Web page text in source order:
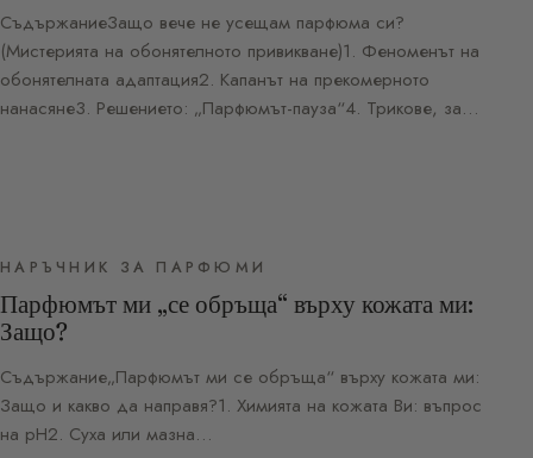
СъдържаниеЗащо вече не усещам парфюма си?
(Мистерията на обонятелното привикване)1. Феноменът на
обонятелната адаптация2. Капанът на прекомерното
нанасяне3. Решението: „Парфюмът-пауза“4. Трикове, за…
НАРЪЧНИК ЗА ПАРФЮМИ
Парфюмът ми „се обръща“ върху кожата ми:
Защо?
Съдържание„Парфюмът ми се обръща“ върху кожата ми:
Защо и какво да направя?1. Химията на кожата Ви: въпрос
на pH2. Суха или мазна…